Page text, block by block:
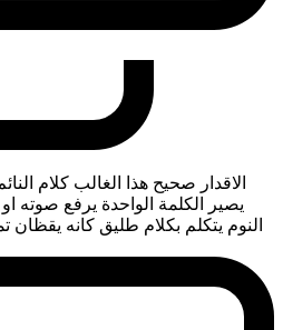
الاقدار صحيح هذا الغالب كلام
يصير الكلمة الواحدة يرفع صوته
النوم يتكلم بكلام طليق كانه